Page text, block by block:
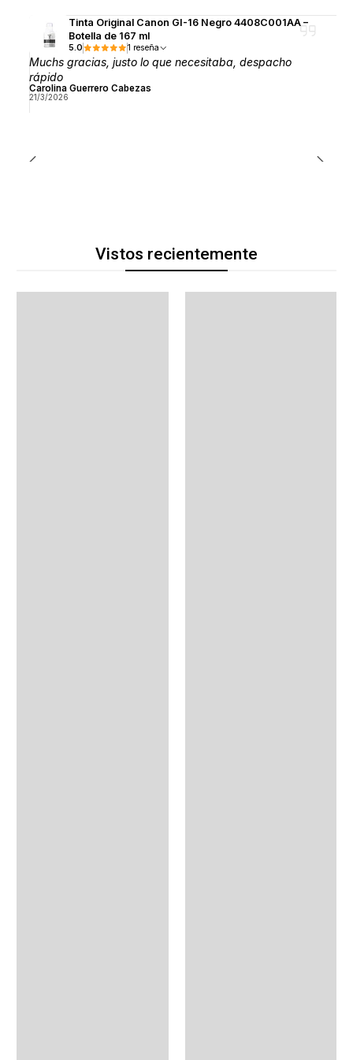
Tinta Original Canon GI-16 Negro 4408C001AA –
Botella de 167 ml
5.0 1 reseña
Muchs gracias, justo lo que necesitaba, despacho
rápido
Carolina Guerrero Cabezas
21/3/2026
Vistos recientemente